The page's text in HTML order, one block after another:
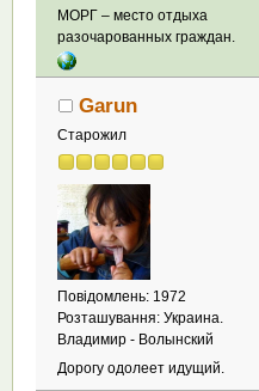
МОРГ – место отдыха
разочарованных граждан.
Garun
Старожил
Повідомлень: 1972
Розташування: Украина.
Владимир - Волынский
Дорогу одолеет идущий.